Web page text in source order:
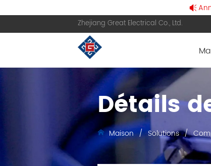
Zhejiang Great Electrical Co., Ltd.
Détails
Maison / Solutions /